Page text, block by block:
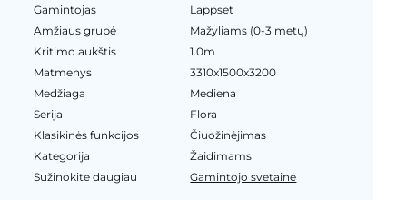
Gamintojas
Lappset
Amžiaus grupė
Mažyliams (0-3 metų)
Kritimo aukštis
1.0m
Matmenys
3310x1500x3200
Medžiaga
Mediena
Serija
Flora
Klasikinės funkcijos
Čiuožinėjimas
Kategorija
Žaidimams
Sužinokite daugiau
Gamintojo svetainė